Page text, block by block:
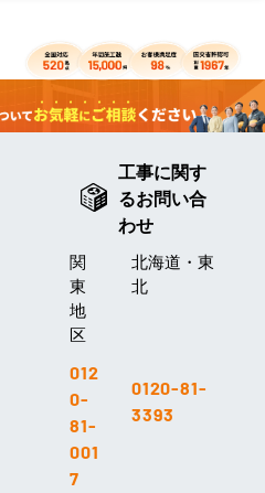
工事に関す
るお問い合
わせ
関
東
地
区
012
0-
81-
001
7
北海道・東
北
0120-81-
3393